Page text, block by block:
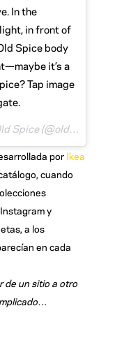
In the
in front of
Spice body
it’s a
Tap image
Una foto publicada por Old Spice (@oldspice) el
por Ikea
cuando
y
a los
en cada
de un sitio a otro